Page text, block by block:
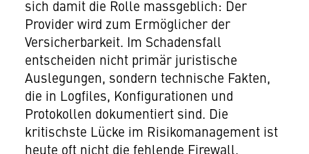
sich damit die Rolle massgeblich: Der
Provider wird zum Ermöglicher der
Versicherbarkeit. Im Schadensfall
entscheiden nicht primär juristische
Auslegungen, sondern technische Fakten,
die in Logfiles, Konfigurationen und
Protokollen dokumentiert sind. Die
kritischste Lücke im Risikomanagement ist